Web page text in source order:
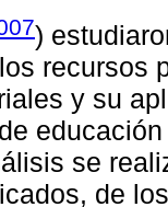
)
recursos
y su
se
de